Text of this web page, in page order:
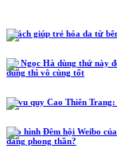
5 cách giúp trẻ hóa da từ
Hồ Ngọc Hà dùng thứ này
dùng thì vô cùng tốt
Lễ vu quy Cao Thiên
Tạo hình Đêm hội Weibo
đáng phong thần?